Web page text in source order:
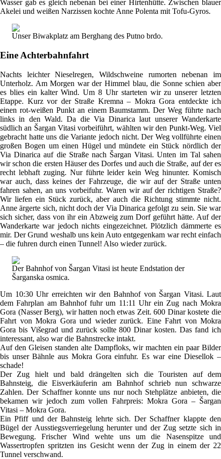
Wasser gab es gleich nebenan bei einer Hirtenhütte. Zwischen blauer
Akelei und weißen Narzissen kochte Anne Polenta mit Tofu-Gyros.
Unser Biwakplatz am Berghang des Putno brdo.
Eine Achterbahnfahrt
Nachts leichter Nieselregen, Wildschweine rumorten nebenan im
Unterholz. Am Morgen war der Himmel blau, die Sonne schien aber
es blies ein kalter Wind. Um 8 Uhr starteten wir zu unserer letzten
Etappe. Kurz vor der Straße Kremna – Mokra Gora entdeckte ich
einen rot-weißen Punkt an einem Baumstamm. Der Weg führte nach
links in den Wald. Da die Via Dinarica laut unserer Wanderkarte
südlich an Šargan Vitasi vorbeiführt, wählten wir den Punkt-Weg. Viel
gebracht hatte uns die Variante jedoch nicht. Der Weg vollführte einen
großen Bogen um einen Hügel und mündete ein Stück nördlich der
Via Dinarica auf die Straße nach Šargan Vitasi. Unten im Tal sahen
wir schon die ersten Häuser des Dorfes und auch die Straße, auf der es
recht lebhaft zuging. Nur führte leider kein Weg hinunter. Komisch
war auch, dass keines der Fahrzeuge, die wir auf der Straße unten
fahren sahen, an uns vorbeifuhr. Waren wir auf der richtigen Straße?
Wir liefen ein Stück zurück, aber auch die Richtung stimmte nicht.
Anne ärgerte sich, nicht doch der Via Dinarica gefolgt zu sein. Sie war
sich sicher, dass von ihr ein Abzweig zum Dorf geführt hätte. Auf der
Wanderkarte war jedoch nichts eingezeichnet. Plötzlich dämmerte es
mir. Der Grund weshalb uns kein Auto entgegenkam war recht einfach
– die fuhren durch einen Tunnel! Also wieder zurück.
Der Bahnhof von Šargan Vitasi ist heute Endstation der
Šarganska osmica.
Um 10:30 Uhr erreichten wir den Bahnhof von Šargan Vitasi. Laut
dem Fahrplan am Bahnhof fuhr um 11:11 Uhr ein Zug nach Mokra
Gora (Nasser Berg), wir hatten noch etwas Zeit. 600 Dinar kostete die
Fahrt von Mokra Gora und wieder zurück. Eine Fahrt von Mokra
Gora bis Višegrad und zurück sollte 800 Dinar kosten. Das fand ich
interessant, also war die Bahnstrecke intakt.
Auf den Gleisen standen alte Dampfloks, wir machten ein paar Bilder
bis unser Bähnle aus Mokra Gora einfuhr. Es war eine Diesellok –
schade!
Der Zug hielt und bald drängelten sich die Touristen auf dem
Bahnsteig, die Eisverkäuferin am Bahnhof schrieb nun schwarze
Zahlen. Der Schaffner konnte uns nur noch Stehplätze anbieten, die
bekamen wir jedoch zum vollen Fahrpreis: Mokra Gora – Šargan
Vitasi – Mokra Gora.
Ein Pfiff und der Bahnsteig lehrte sich. Der Schaffner klappte den
Bügel der Ausstiegsverriegelung herunter und der Zug setzte sich in
Bewegung. Frischer Wind wehte uns um die Nasenspitze und
Wassertropfen spritzten ins Gesicht wenn der Zug in einem der 22
Tunnel verschwand.